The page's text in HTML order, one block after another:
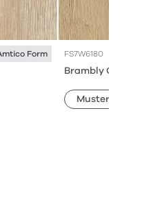
Form FS7W6180
Brambly Oak
Muster